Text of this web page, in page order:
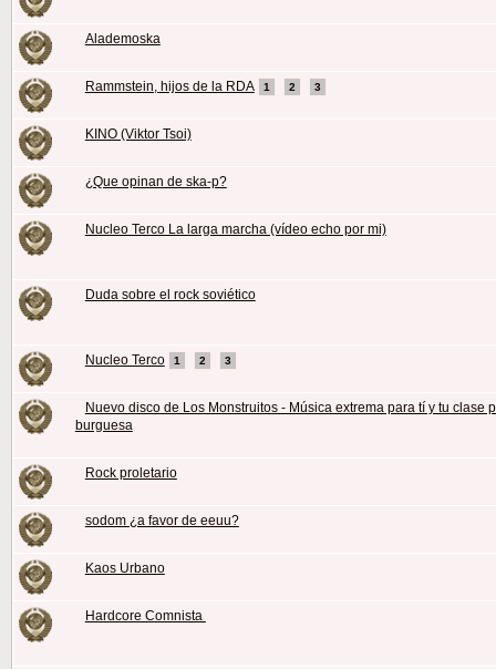
Alademoska
Rammstein, hijos de la RDA 1 2 3
KINO (Viktor Tsoi)
¿Que opinan de ska-p?
Nucleo Terco La larga marcha (vídeo echo por mi)
Duda sobre el rock soviético
Nucleo Terco 1 2 3
Nuevo disco de Los Monstruitos - Música extrema para tí y tu clase
burguesa
Rock proletario
sodom ¿a favor de eeuu?
Kaos Urbano
Hardcore Comnista